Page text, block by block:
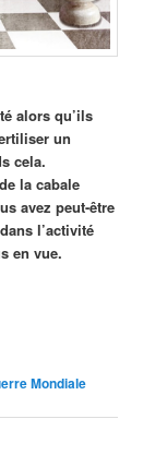
alors qu’ils
un
cela.
la cabale
avez peut-être
l’activité
en vue.
Mondiale